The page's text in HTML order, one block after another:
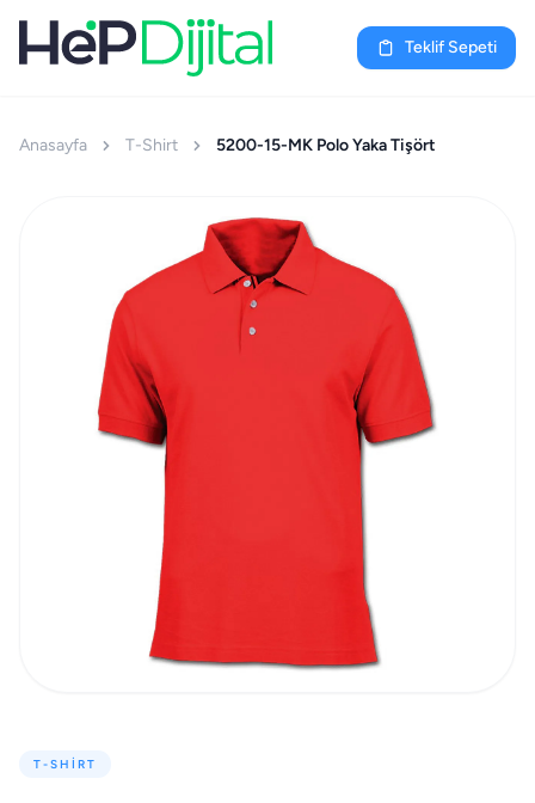
Teklif Sepeti
Anasayfa T-Shirt 5200-15-MK Polo Yaka Tişört
T-SHIRT